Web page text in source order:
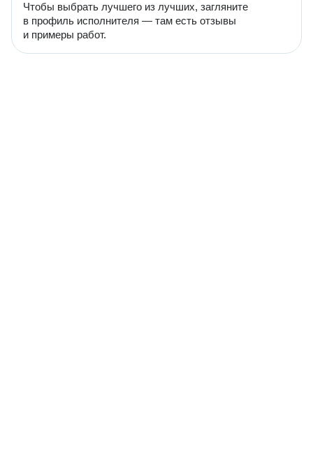
Чтобы выбрать лучшего из лучших, загляните
в профиль исполнителя — там есть отзывы
и примеры работ.